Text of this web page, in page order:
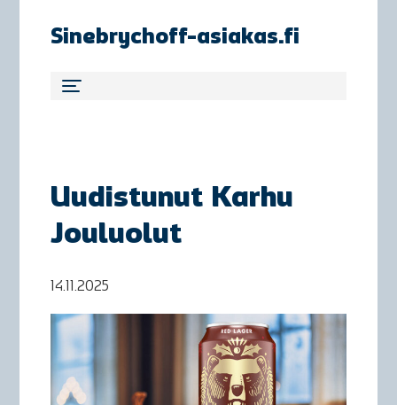
Sinebrychoff-asiakas.fi
Uudistunut Karhu
Jouluolut
14.11.2025